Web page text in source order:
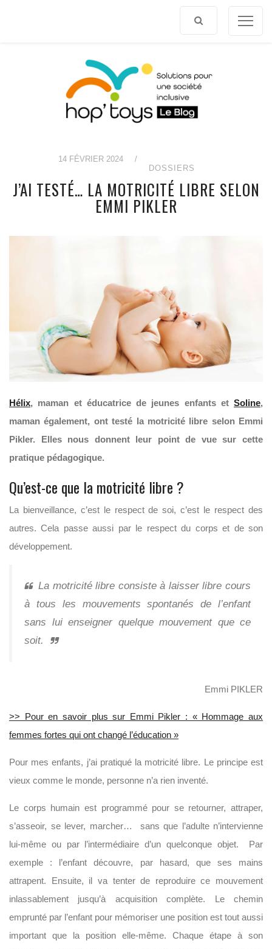
14 FÉVRIER 2024
/
DOSSIERS
J’AI TESTÉ… LA MOTRICITÉ LIBRE SELON
EMMI PIKLER
Hélix, maman et éducatrice de jeunes enfants et Soline,
maman également, ont testé la motricité libre selon Emmi
Pikler. Elles nous donnent leur point de vue sur cette
pratique pédagogique.
Qu’est-ce que la motricité libre ?
La bienveillance, c’est le respect de soi, c’est le respect des
autres. Cela passe aussi par le respect du corps et de son
développement.
La motricité libre consiste à laisser libre cours
à tous les mouvements spontanés de l’enfant
sans lui enseigner quelque mouvement que ce
soit.
Emmi PIKLER
>> Pour en savoir plus sur Emmi Pikler : « Hommage aux
femmes fortes qui ont changé l’éducation »
Pour mes enfants, j’ai pratiqué la motricité libre. Le principe est
vieux comme le monde, personne n’a rien inventé.
Le corps humain est programmé pour se retourner, attraper,
s’asseoir, se lever, marcher… sans que l’adulte n’intervienne
lui-même ou par l’intermédiaire d’un quelconque objet. Par
exemple : l’enfant découvre, par hasard, que ses mains
attrapent. Ensuite, il va tenter de reproduire ce mouvement
inlassablement jusqu’à acquisition complète. Le chemin
emprunté par l’enfant pour mémoriser une position est tout aussi
important que la position elle-même. Chaque étape à son